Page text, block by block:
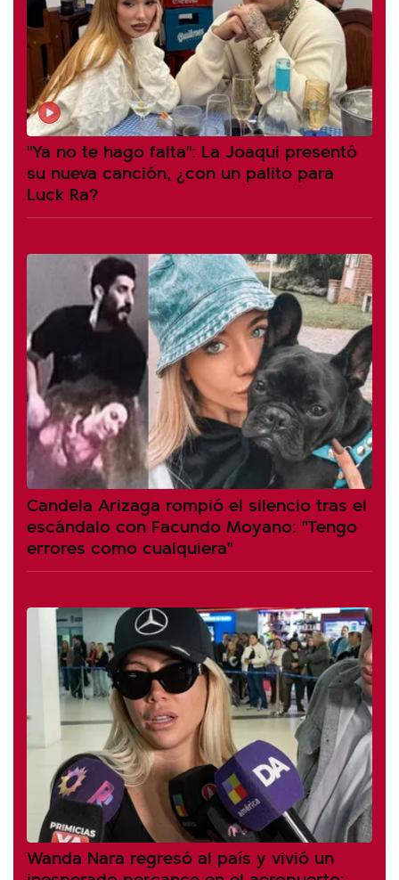
"Ya no te hago falta": La Joaqui presentó
su nueva canción, ¿con un palito para
Luck Ra?
Candela Arizaga rompió el silencio tras el
escándalo con Facundo Moyano: "Tengo
errores como cualquiera"
Wanda Nara regresó al país y vivió un